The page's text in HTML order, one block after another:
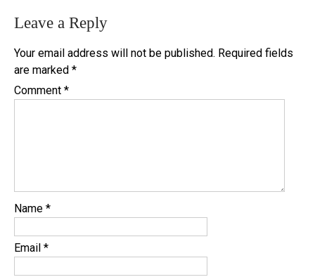
Leave a Reply
Your email address will not be published. Required fields
are marked *
Comment *
Name *
Email *